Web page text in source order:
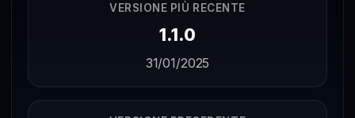
VERSIONE PIÙ RECENTE
1.1.0
31/01/2025